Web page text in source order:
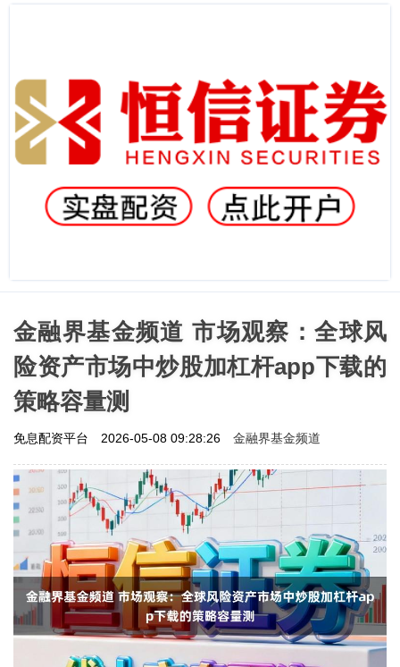
金融界基金频道 市场观察：全球风
险资产市场中炒股加杠杆app下载的
策略容量测
免息配资平台 2026-05-08 09:28:26 金融界基金频道